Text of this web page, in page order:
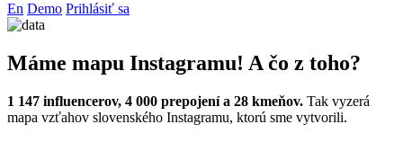
En Demo Prihlásiť sa
Máme mapu Instagramu! A čo z toho?
1 147 influencerov, 4 000 prepojení a 28 kmeňov. Tak vyzerá
mapa vzťahov slovenského Instagramu, ktorú sme vytvorili.